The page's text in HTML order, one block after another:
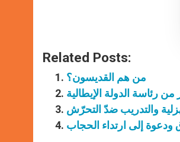
Related Posts:
من هم القديسون؟
رئاسة الدولة الإيطالية
والتدريب ضدّ التحرّش